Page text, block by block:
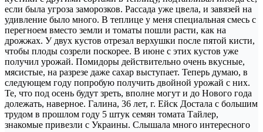
если была угроза заморозков. Рассада уже цвела, и завязей на
удивление было много. В теплице у меня специальная смесь с
перегноем вместо земли и томаты пошли расти, как на
дрожжах. У двух кустов отрезал верхушки после пятой кисти,
чтобы плоды созрели поскорее. В июне с этих кустов уже
получил урожай. Помидоры действительно очень вкусные,
мясистые, на разрезе даже сахар выступает. Теперь думаю, в
следующем году попробую получить двойной урожай с них.
Те, что под осень будут зреть, вполне могут и до Нового года
долежать, наверное. Галина, 36 лет, г. Ейск Достала с большим
трудом в прошлом году 5 штук семян томата Тайлер,
знакомые привезли с Украины. Слышала много интересного